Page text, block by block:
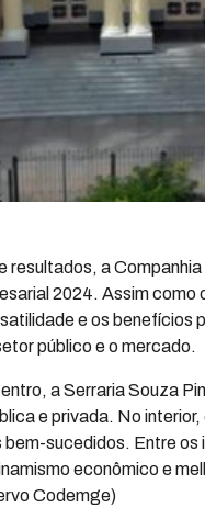
resultados, a
2024. Assim
e os benefícios
público e o mercado.
a Serraria Souza
e privada. No
sucedidos. Entre
econômico e
Codemge)